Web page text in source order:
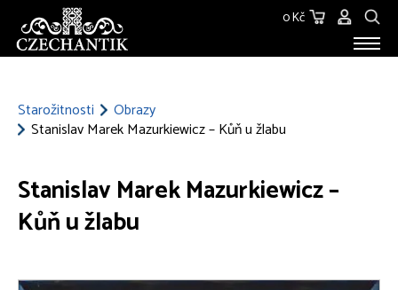
0 Kč
Starožitnosti
Obrazy
Stanislav Marek Mazurkiewicz – Kůň u žlabu
Stanislav Marek Mazurkiewicz –
Kůň u žlabu